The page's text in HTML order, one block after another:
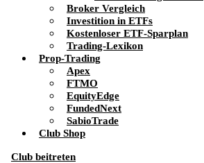
Broker Vergleich
Investition in ETFs
Kostenloser ETF-Sparplan
Trading-Lexikon
Prop-Trading
Apex
FTMO
EquityEdge
FundedNext
SabioTrade
Club Shop
Club beitreten